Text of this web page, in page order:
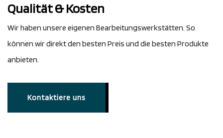
Qualität & Kosten
Wir haben unsere eigenen Bearbeitungswerkstätten. So
können wir direkt den besten Preis und die besten Produkte
anbieten.
Kontaktiere uns